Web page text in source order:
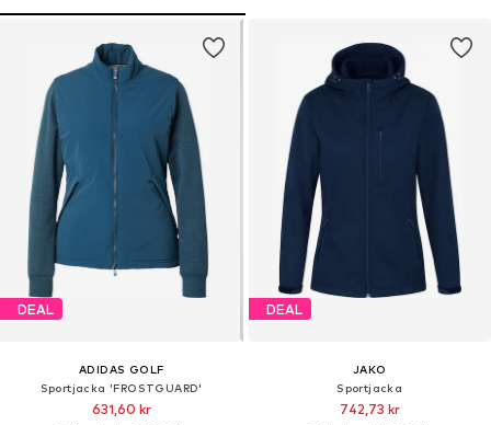
DEAL
ADIDAS GOLF
Sportjacka 'FROSTGUARD'
631,60 kr
DEAL
JAKO
Sportjacka
742,73 kr